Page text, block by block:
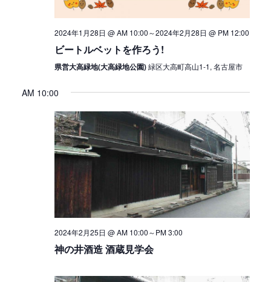
2024年1月28日 @ AM 10:00～2024年2月28日 @ PM 12:00
ビートルベットを作ろう!
県営大高緑地(大高緑地公園)緑区大高町高山1-1, 名古屋市
AM 10:00
2024年2月25日 @ AM 10:00～PM 3:00
神の井酒造 酒蔵見学会